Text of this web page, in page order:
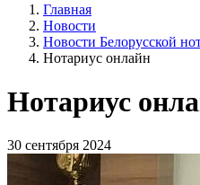
Главная
Новости
Новости Белорусской
Нотариус онлайн
Нотариус
30 сентября 2024